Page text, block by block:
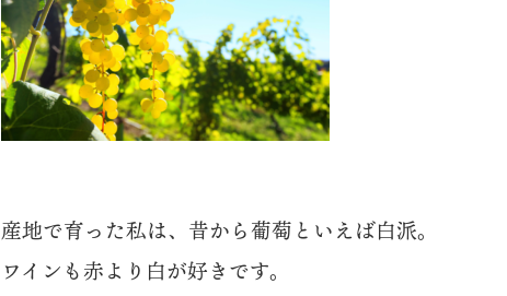
産地で育った私は、昔から葡萄といえば白派。
ワインも赤より白が好きです。